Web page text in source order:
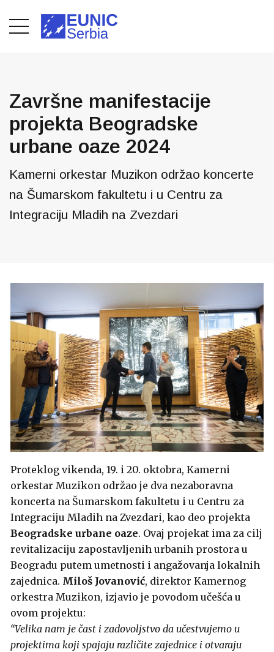
Završne manifestacije
projekta Beogradske
urbane oaze 2024
Kamerni orkestar Muzikon održao koncerte
na Šumarskom fakultetu i u Centru za
Integraciju Mladih na Zvezdari
Proteklog vikenda, 19. i 20. oktobra, Kamerni
orkestar Muzikon održao je dva nezaboravna
koncerta na Šumarskom fakultetu i u Centru za
Integraciju Mladih na Zvezdari, kao deo projekta
Beogradske urbane oaze. Ovaj projekat ima za cilj
revitalizaciju zapostavljenih urbanih prostora u
Beogradu putem umetnosti i angažovanja lokalnih
zajednica. Miloš Jovanović, direktor Kamernog
orkestra Muzikon, izjavio je povodom učešća u
ovom projektu:
“Velika nam je čast i zadovoljstvo da učestvujemo u
projektima koji spajaju različite zajednice i otvaraju